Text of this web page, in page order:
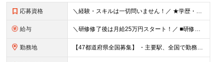
応募資格 ＼経験・スキルは一切問いません！／ ★学歴・職歴不問 ★未経験・第二新卒歓迎！ ★正社員デビューも応援します！ 【こんな方にピッタリ！】 ✓ 動画やYouTube、TikTokを見るのが好きな方 ✓
給与 ＼研修修了後は月給25万円スタート！／ ■研修修了後 月給25万円＋賞与＋インセンティブ賞与 ※残業代は別途支給 ▽研修期間▽ 【未経験者】 ▶ 月給20万円～ 【固定残業代について】
勤務地 【47都道府県全国募集】 ・主要駅、全国で勤務可能！ ・どこに住んでいても応募可能！ 【東京本社】 東京都品川区東品川5-9-2 在宅でコツコツ働きながら、長く安定して続けられます♪ 本社：〒1